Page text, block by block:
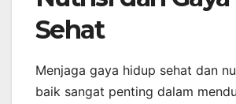
Sehat
Menjaga gaya hidup sehat dan
baik sangat penting dalam